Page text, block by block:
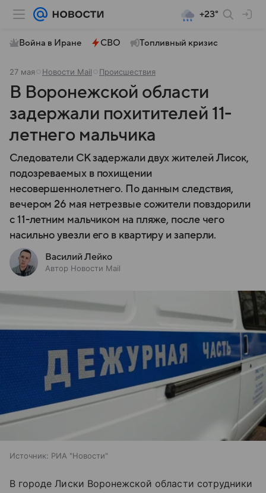
+23°
Война в Иране СВО Топливный кризис
27 мая Новости Mail Происшествия
В Воронежской области
задержали похитителей 11-
летнего мальчика
Следователи СК задержали двух жителей Лисок,
подозреваемых в похищении
несовершеннолетнего. По данным следствия,
вечером 26 мая нетрезвые сожители повздорили
с 11-летним мальчиком на пляже, после чего
насильно увезли его в квартиру и заперли.
Василий Лейко
Автор Новости Mail
Источник: РИА "Новости"
В городе Лиски Воронежской области сотрудники